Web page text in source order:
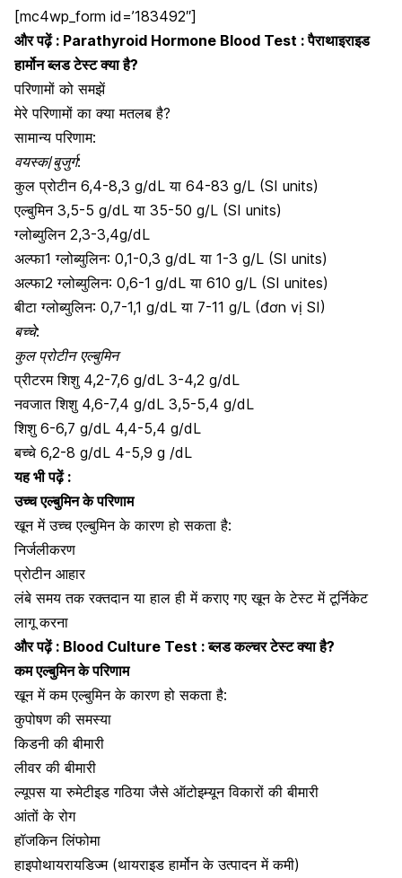
[mc4wp_form id=’183492″]
और पढ़ें : Parathyroid Hormone Blood Test : पैराथाइराइड
हार्मोन ब्लड टेस्ट क्या है?
परिणामों को समझें
मेरे परिणामों का क्या मतलब है?
सामान्य परिणाम:
वयस्क/बुजुर्ग:
कुल प्रोटीन 6,4-8,3 g/dL या 64-83 g/L (SI units)
एल्बुमिन 3,5-5 g/dL या 35-50 g/L (SI units)
ग्लोब्युलिन 2,3-3,4g/dL
अल्फा1 ग्लोब्युलिन: 0,1-0,3 g/dL या 1-3 g/L (SI units)
अल्फा2 ग्लोब्युलिन: 0,6-1 g/dL या 610 g/L (SI unites)
बीटा ग्लोब्युलिन: 0,7-1,1 g/dL या 7-11 g/L (đơn vị SI)
बच्चे:
कुल प्रोटीन एल्बुमिन
प्रीटरम शिशु 4,2-7,6 g/dL 3-4,2 g/dL
नवजात शिशु 4,6-7,4 g/dL 3,5-5,4 g/dL
शिशु 6-6,7 g/dL 4,4-5,4 g/dL
बच्चे 6,2-8 g/dL 4-5,9 g /dL
यह भी पढ़ें :
उच्च एल्बुमिन के परिणाम
खून में उच्च एल्बुमिन के कारण हो सकता है:
निर्जलीकरण
प्रोटीन आहार
लंबे समय तक रक्तदान या हाल ही में कराए गए खून के टेस्ट में टूर्निकेट
लागू करना
और पढ़ें : Blood Culture Test : ब्लड कल्चर टेस्ट क्या है?
कम एल्बुमिन के परिणाम
खून में कम एल्बुमिन के कारण हो सकता है:
कुपोषण की समस्या
किडनी की बीमारी
लीवर की बीमारी
ल्यूपस या रुमेटीइड गठिया जैसे ऑटोइम्यून विकारों की बीमारी
आंतों के रोग
हॉजकिन लिंफोमा
हाइपोथायरायडिज्म(थायराइड हार्मोन के उत्पादन में कमी)